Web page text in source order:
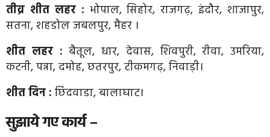
तीव्र शीत लहर : भोपाल, सिहोर, राजगढ़, इंदौर, शाजापुर,
सतना, शहडोल जबलपुर, मैहर ।
शीत लहर : बैतूल, धार, देवास, शिवपुरी, रीवा, उमरिया,
कटनी, पन्ना, दमोह, छतरपुर, टीकमगढ़, निवाड़ी।
शीत दिन : छिंदवाडा, बालाघाट।
सुझाये गए कार्य –